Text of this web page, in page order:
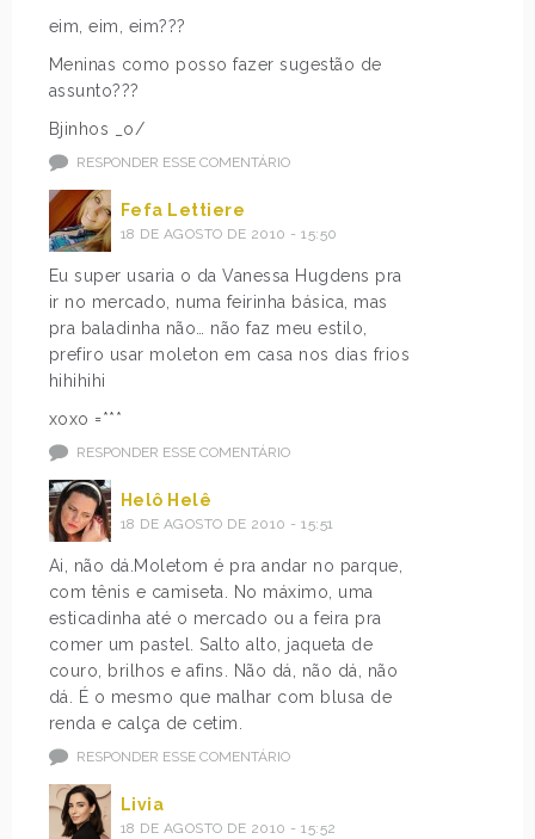
eim, eim, eim???
Meninas como posso fazer sugestão de
assunto???
Bjinhos _o/
RESPONDER ESSE COMENTÁRIO
Fefa Lettiere
18 DE AGOSTO DE 2010 - 15:50
Eu super usaria o da Vanessa Hugdens pra
ir no mercado, numa feirinha básica, mas
pra baladinha não… não faz meu estilo,
prefiro usar moleton em casa nos dias frios
hihihihi
xoxo =***
RESPONDER ESSE COMENTÁRIO
Helô Helê
18 DE AGOSTO DE 2010 - 15:51
Ai, não dá.Moletom é pra andar no parque,
com tênis e camiseta. No máximo, uma
esticadinha até o mercado ou a feira pra
comer um pastel. Salto alto, jaqueta de
couro, brilhos e afins. Não dá, não dá, não
dá. É o mesmo que malhar com blusa de
renda e calça de cetim.
RESPONDER ESSE COMENTÁRIO
Livia
18 DE AGOSTO DE 2010 - 15:52